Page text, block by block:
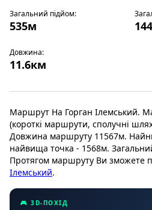
Загальний підйом:
535м
Довжина:
11.6км
Маршрут На Горган Ілемський.
(короткі маршрути, сполучні
Довжина маршруту 11567м.
найвища точка - 1568м.
Протягом маршруту Ви зможете
Ілемський.
🎮 3D-ПОХІД